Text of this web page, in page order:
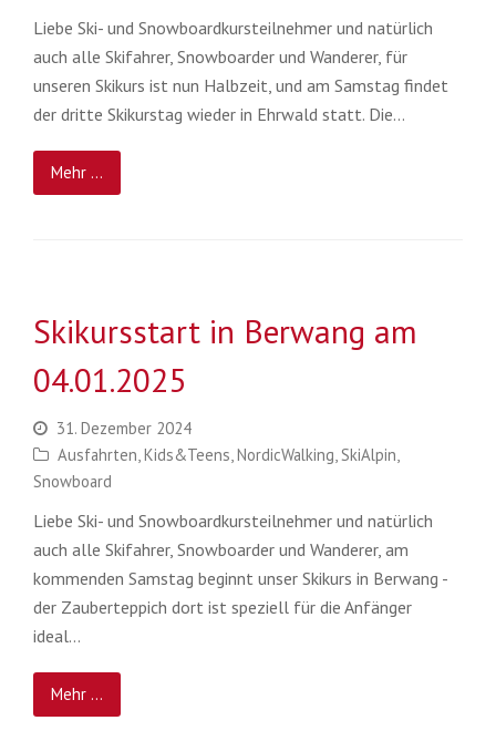
Liebe Ski- und Snowboardkursteilnehmer und natürlich
auch alle Skifahrer, Snowboarder und Wanderer, für
unseren Skikurs ist nun Halbzeit, und am Samstag findet
der dritte Skikurstag wieder in Ehrwald statt. Die…
Mehr ...
Skikursstart in Berwang am
04.01.2025
31. Dezember 2024
Ausfahrten Kids&Teens NordicWalking SkiAlpin
Snowboard
Liebe Ski- und Snowboardkursteilnehmer und natürlich
auch alle Skifahrer, Snowboarder und Wanderer, am
kommenden Samstag beginnt unser Skikurs in Berwang -
der Zauberteppich dort ist speziell für die Anfänger
ideal…
Mehr ...